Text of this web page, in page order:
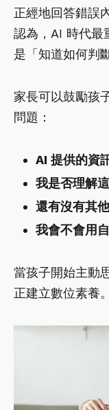
正經地回答錯誤
認為，AI 時代最
是「知道如何判
家長可以鼓勵孩
問題：
AI 提供的資
我是否理解
還有沒有其
我會不會用
當孩子開始主動
正建立數位素養。